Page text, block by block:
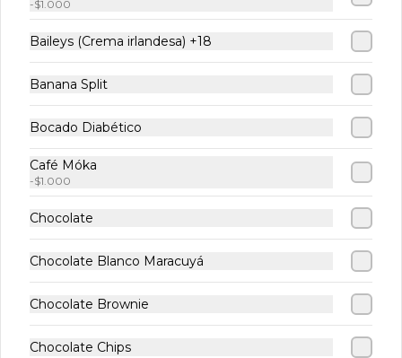
POTES 1/2 Litro.
$8.500
Agua
Litro
$8.500
-$1.000
Baileys (Crema irlandesa) +18
Banana Split
Bocado Diabético
Café Móka
-$1.000
Chocolate
Chocolate Blanco Maracuyá
Chocolate Brownie
Chocolate Chips